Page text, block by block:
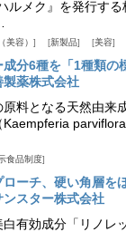
メク』を発行す
美容） 新製品 美容
分6種を「1種類
薬株式会社
料となる天然由来
食品制度
ローチ、硬い角層
スター株式会社
白有効成分「リノ